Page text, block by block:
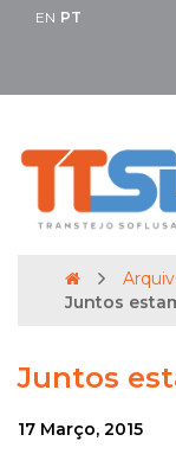
EN PT
Juntos
Juntos
17 Março, 2015